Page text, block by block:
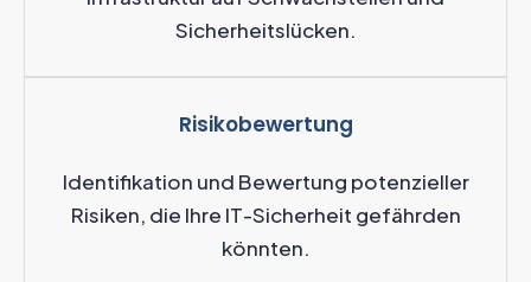
Sicherheitslücken.
Risikobewertung
Identifikation und Bewertung potenzieller
Risiken, die Ihre IT-Sicherheit gefährden
könnten.